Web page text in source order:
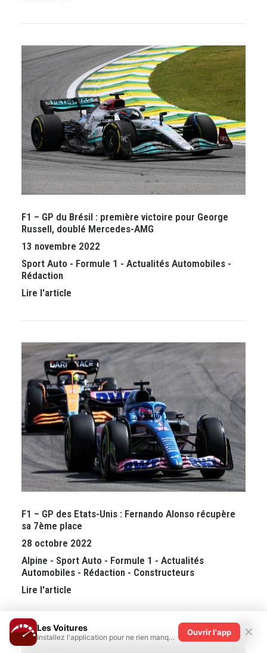
F1 – GP du Brésil : première victoire pour George
Russell, doublé Mercedes-AMG
13 novembre 2022
Sport Auto - Formule 1 - Actualités Automobiles -
Rédaction
Lire l'article
F1 – GP des Etats-Unis : Fernando Alonso récupère
sa 7ème place
28 octobre 2022
Alpine - Sport Auto - Formule 1 - Actualités
Automobiles - Rédaction - Constructeurs
Lire l'article
Les Voitures
Installez l'application pour ne rien manquer !
Ouvrir l'app ✕